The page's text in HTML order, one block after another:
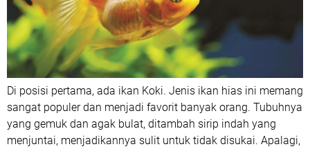
Di posisi pertama, ada ikan Koki. Jenis ikan hias ini memang
sangat populer dan menjadi favorit banyak orang. Tubuhnya
yang gemuk dan agak bulat, ditambah sirip indah yang
menjuntai, menjadikannya sulit untuk tidak disukai. Apalagi,